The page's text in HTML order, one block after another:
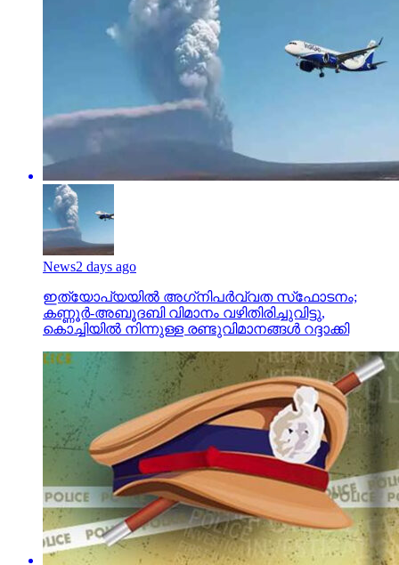
News2 days ago
ഇത്യോപ്യയില്‍ അഗ്‌നിപര്‍വ്വത സ്‌ഫോടനം;
കണ്ണൂർ-അബൂദബി വിമാനം വഴിതിരിച്ചുവിട്ടു,
കൊച്ചിയിൽ നിന്നുള്ള രണ്ടുവിമാനങ്ങൾ റദ്ദാക്കി